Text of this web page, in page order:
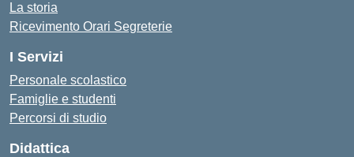
La storia
Ricevimento Orari Segreterie
I Servizi
Personale scolastico
Famiglie e studenti
Percorsi di studio
Didattica